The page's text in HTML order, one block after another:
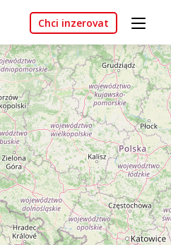
Chci inzerovat